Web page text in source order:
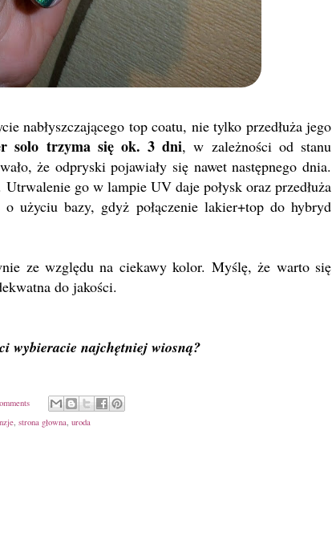
nabłyszczającego top coatu, nie tylko przedłuża jego
solo trzyma się ok. 3 dni, w zależności od stanu
że odpryski pojawiały się nawet następnego dnia.
go w lampie UV daje połysk oraz przedłuża
użyciu bazy, gdyż połączenie lakier+top do hybryd
ze względu na ciekawy kolor. Myślę, że warto się
do jakości.
wybieracie najchętniej wiosną?
, strona głowna, uroda